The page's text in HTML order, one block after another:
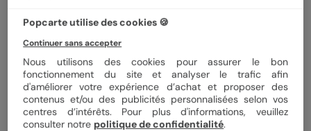
Personnaliser
Livraison gratuite avecPopcarte+
Payez en 3 fois sans frais
Popcarte utilise des cookies 🍪
Continuer sans accepter
Nous utilisons des cookies pour assurer le bon
fonctionnement du site et analyser le trafic afin
d'améliorer votre expérience d’achat et proposer des
contenus et/ou des publicités personnalisées selon vos
centres d’intérêts. Pour plus d'informations, veuillez
consulter notre politique de confidentialité.